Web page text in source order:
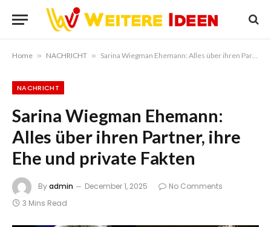
Home » NACHRICHT » Sarina Wiegman Ehemann: Alles über ihren Partner, ihre Ehe und private Fakten
NACHRICHT
Sarina Wiegman Ehemann:
Alles über ihren Partner, ihre
Ehe und private Fakten
Byadmin December 1, 2025
No Comments
3 Mins Read